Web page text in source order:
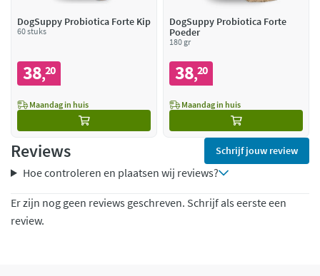
DogSuppy Probiotica Forte Kip
60 stuks
38,20
Maandag in huis
DogSuppy Probiotica Forte
Poeder
180 gr
38,20
Maandag in huis
Reviews Schrijf jouw review
Hoe controleren en plaatsen wij reviews?
Er zijn nog geen reviews geschreven. Schrijf als eerste een
review.